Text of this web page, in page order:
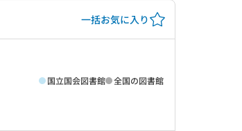
一括お気に入り
国立国会図書館 全国の図書館